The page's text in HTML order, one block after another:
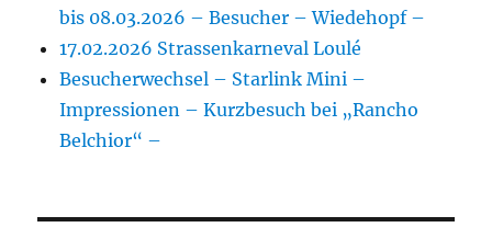
bis 08.03.2026 – Besucher – Wiedehopf –
17.02.2026 Strassenkarneval Loulé
Besucherwechsel – Starlink Mini –
Impressionen – Kurzbesuch bei „Rancho
Belchior“ –